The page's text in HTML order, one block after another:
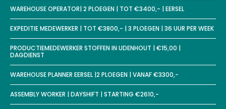
WAREHOUSE OPERATOR| 2 PLOEGEN | TOT €3400,- | EERSEL
EXPEDITIE MEDEWERKER | TOT €3800,- | 3 PLOEGEN | 36 UUR PER WEEK
PRODUCTIEMEDEWERKER STOFFEN IN UDENHOUT | €15,00 |
DAGDIENST
WAREHOUSE PLANNER EERSEL |2 PLOEGEN | VANAF €3300,-
ASSEMBLY WORKER | DAYSHIFT | STARTING €2610,-